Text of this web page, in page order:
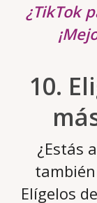
¿TikTok
10.
¿Estás
Elígelos